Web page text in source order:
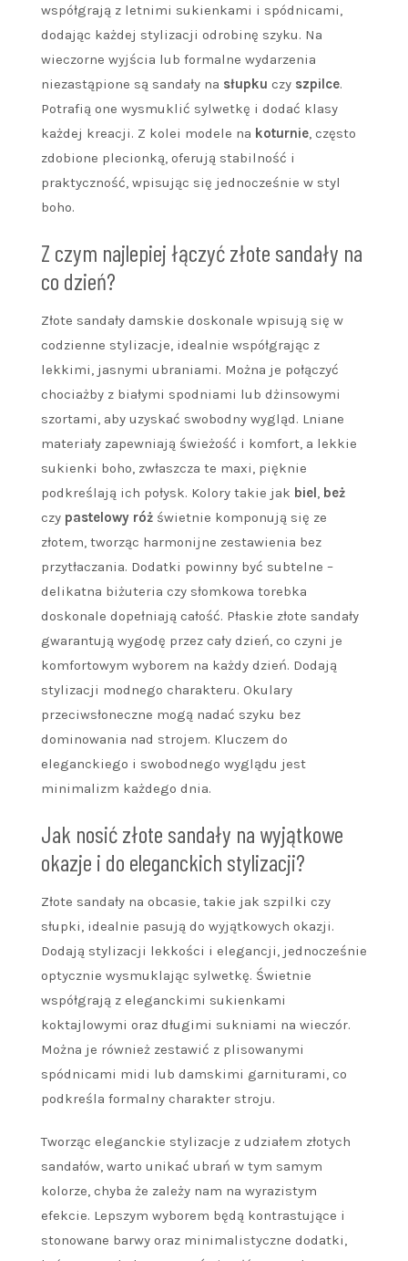
współgrają z letnimi sukienkami i spódnicami,
dodając każdej stylizacji odrobinę szyku. Na
wieczorne wyjścia lub formalne wydarzenia
niezastąpione są sandały na słupku czy szpilce.
Potrafią one wysmuklić sylwetkę i dodać klasy
każdej kreacji. Z kolei modele na koturnie, często
zdobione plecionką, oferują stabilność i
praktyczność, wpisując się jednocześnie w styl
boho.
Z czym najlepiej łączyć złote sandały na
co dzień?
Złote sandały damskie doskonale wpisują się w
codzienne stylizacje, idealnie współgrając z
lekkimi, jasnymi ubraniami. Można je połączyć
chociażby z białymi spodniami lub dżinsowymi
szortami, aby uzyskać swobodny wygląd. Lniane
materiały zapewniają świeżość i komfort, a lekkie
sukienki boho, zwłaszcza te maxi, pięknie
podkreślają ich połysk. Kolory takie jak biel, beż
czy pastelowy róż świetnie komponują się ze
złotem, tworząc harmonijne zestawienia bez
przytłaczania. Dodatki powinny być subtelne –
delikatna biżuteria czy słomkowa torebka
doskonale dopełniają całość. Płaskie złote sandały
gwarantują wygodę przez cały dzień, co czyni je
komfortowym wyborem na każdy dzień. Dodają
stylizacji modnego charakteru. Okulary
przeciwsłoneczne mogą nadać szyku bez
dominowania nad strojem. Kluczem do
eleganckiego i swobodnego wyglądu jest
minimalizm każdego dnia.
Jak nosić złote sandały na wyjątkowe
okazje i do eleganckich stylizacji?
Złote sandały na obcasie, takie jak szpilki czy
słupki, idealnie pasują do wyjątkowych okazji.
Dodają stylizacji lekkości i elegancji, jednocześnie
optycznie wysmuklając sylwetkę. Świetnie
współgrają z eleganckimi sukienkami
koktajlowymi oraz długimi sukniami na wieczór.
Można je również zestawić z plisowanymi
spódnicami midi lub damskimi garniturami, co
podkreśla formalny charakter stroju.
Tworząc eleganckie stylizacje z udziałem złotych
sandałów, warto unikać ubrań w tym samym
kolorze, chyba że zależy nam na wyrazistym
efekcie. Lepszym wyborem będą kontrastujące i
stonowane barwy oraz minimalistyczne dodatki,